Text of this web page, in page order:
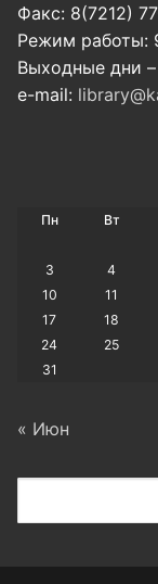
Факс: 8(7212)
Режим работы:
Выходные дни –
e-mail:
Пн Вт
3
4
10
11
17
18
24
25
31
« Июн